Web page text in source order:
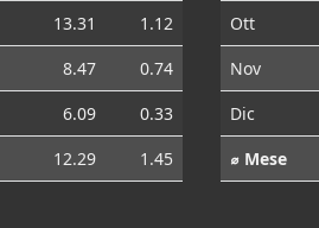
13.31
1.12
8.47
0.74
6.09
0.33
12.29 1.45
Ott
Nov
Dic
⌀ Mese